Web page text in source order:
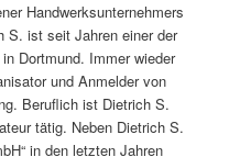
Handwerksunternehmers
S. ist seit Jahren einer der
Dortmund. Immer wieder
und Anmelder von
Beruflich ist Dietrich S.
tätig. Neben Dietrich S.
in den letzten Jahren